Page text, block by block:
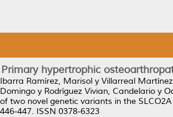
Primary hypertrophic
Ibarra Ramírez, Marisol y Villarreal
Domingo y Rodríguez Vivian, Candelario y
of two novel genetic variants in the
446-447. ISSN 0378-6323